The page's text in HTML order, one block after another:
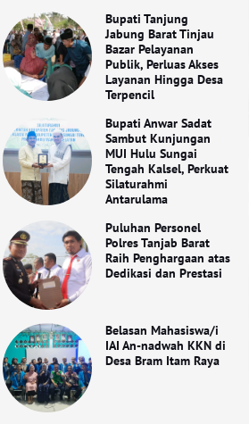
Bupati Tanjung
Jabung Barat Tinjau
Bazar Pelayanan
Publik, Perluas Akses
Layanan Hingga Desa
Terpencil
Bupati Anwar Sadat
Sambut Kunjungan
MUI Hulu Sungai
Tengah Kalsel, Perkuat
Silaturahmi
Antarulama
Puluhan Personel
Polres Tanjab Barat
Raih Penghargaan atas
Dedikasi dan Prestasi
Belasan Mahasiswa/i
IAI An-nadwah KKN di
Desa Bram Itam Raya